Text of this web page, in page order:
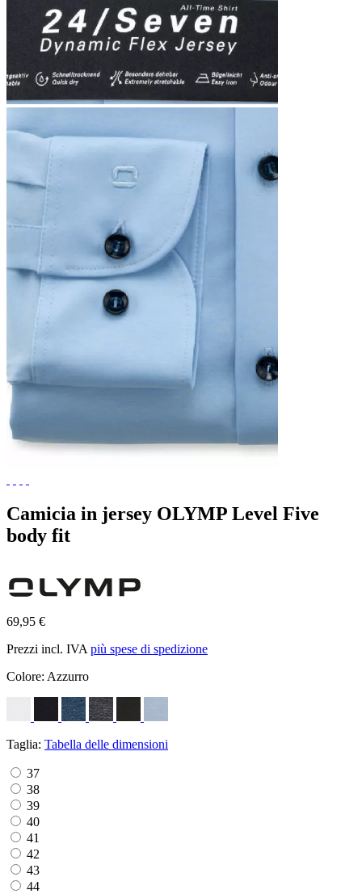
Camicia in jersey OLYMP Level Five
body fit
69,95 €
Prezzi incl. IVA più spese di spedizione
Colore: Azzurro
Taglia: Tabella delle dimensioni
37
38
39
40
41
42
43
44